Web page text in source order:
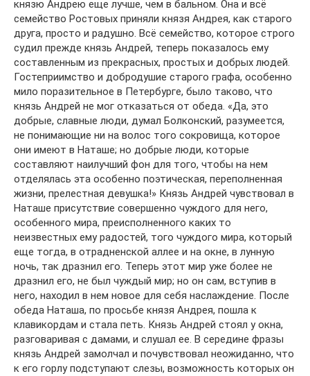
князю Андрею еще лучше, чем в бальном. Она и всё
семейство Ростовых приняли князя Андрея, как старого
друга, просто и радушно. Всё семейство, которое строго
судил прежде князь Андрей, теперь показалось ему
составленным из прекрасных, простых и добрых людей.
Гостеприимство и добродушие старого графа, особенно
мило поразительное в Петербурге, было таково, что
князь Андрей не мог отказаться от обеда. «Да, это
добрые, славные люди, думал Болконский, разумеется,
не понимающие ни на волос того сокровища, которое
они имеют в Наташе; но добрые люди, которые
составляют наилучший фон для того, чтобы на нем
отделялась эта особенно поэтическая, переполненная
жизни, прелестная девушка!» Князь Андрей чувствовал в
Наташе присутствие совершенно чуждого для него,
особенного мира, преисполненного каких то
неизвестных ему радостей, того чуждого мира, который
еще тогда, в отрадненской аллее и на окне, в лунную
ночь, так дразнил его. Теперь этот мир уже более не
дразнил его, не был чуждый мир; но он сам, вступив в
него, находил в нем новое для себя наслаждение. После
обеда Наташа, по просьбе князя Андрея, пошла к
клавикордам и стала петь. Князь Андрей стоял у окна,
разговаривая с дамами, и слушал ее. В середине фразы
князь Андрей замолчал и почувствовал неожиданно, что
к его горлу подступают слезы, возможность которых он